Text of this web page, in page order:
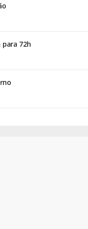
para 72h